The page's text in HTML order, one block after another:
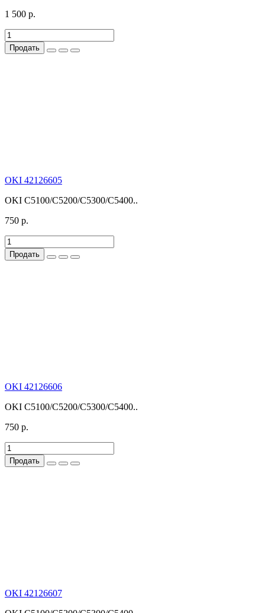
1 500 р.
Продать
OKI 42126605
OKI C5100/C5200/C5300/C5400..
750 р.
Продать
OKI 42126606
OKI C5100/C5200/C5300/C5400..
750 р.
Продать
OKI 42126607